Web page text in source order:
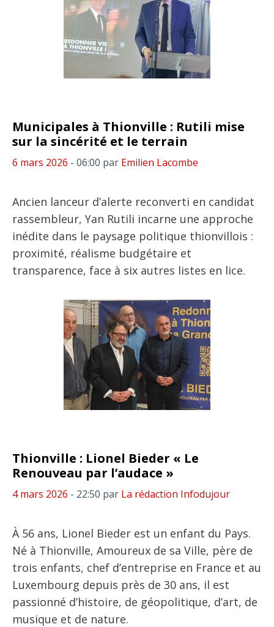
Municipales à Thionville : Rutili mise
sur la sincérité et le terrain
6 mars 2026 - 06:00 par Emilien Lacombe
Ancien lanceur d’alerte reconverti en candidat
rassembleur, Yan Rutili incarne une approche
inédite dans le paysage politique thionvillois :
proximité, réalisme budgétaire et
transparence, face à six autres listes en lice.
Thionville : Lionel Bieder « Le
Renouveau par l’audace »
4 mars 2026 - 22:50 par La rédaction Infodujour
À 56 ans, Lionel Bieder est un enfant du Pays.
Né à Thionville, Amoureux de sa Ville, père de
trois enfants, chef d’entreprise en France et au
Luxembourg depuis près de 30 ans, il est
passionné d’histoire, de géopolitique, d’art, de
musique et de nature.